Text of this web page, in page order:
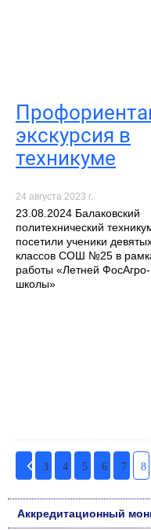
экскурсия в
техникуме
24 августа 2023 г.
23.08.2024 Балаковский
политехнический
посетили ученики
классов СОШ №25 в
работы «Летней ФосАгро-
школы»
3 4 5 6 7 8
Аккредитационный